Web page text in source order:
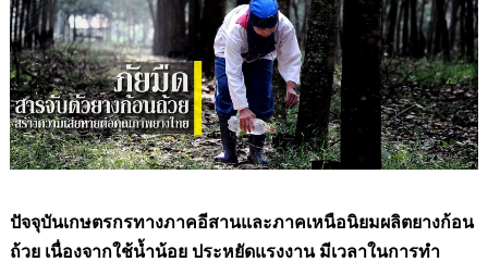
ปัจจุบันเกษตรกรทางภาคอีสานและภาคเหนือนิยมผลิตยางก้อน
ถ้วย เนื่องจากใช้นน้อย ประหยัดแรงงาน มีเวลาในการท